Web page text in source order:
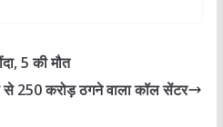
5 की मौत
250 करोड़ ठगने वाला कॉल सेंटर